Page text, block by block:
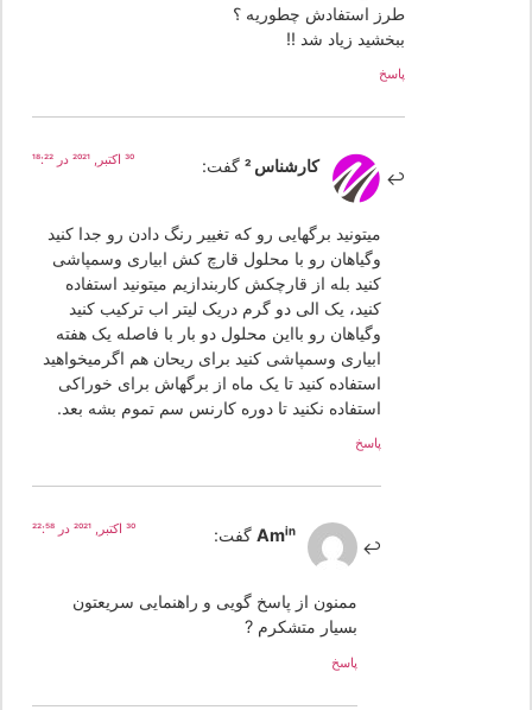
طرز استفادش چطوریه ؟
ببخشید زیاد شد !!
کارشناس 2 گفت:
میتونید برگهایی رو که تغییر رنگ دادن رو جدا کنید
وگیاهان رو با محلول قارچ کش ابیاری وسمپاشی
کنید بله از قارچکش کاربندازیم میتونید استفاده
کنید، یک الی دو گرم دریک لیتر اب ترکیب کنید
وگیاهان رو بااین محلول دو بار با فاصله یک هفته
ابیاری وسمپاشی کنید برای ریحان هم اگرمیخواهید
استفاده کنید تا یک ماه از برگهاش برای خوراکی
استفاده نکنید تا دوره کارنس سم تموم بشه بعد.
Amin گفت:
ممنون از پاسخ گویی و راهنمایی سریعتون
بسیار متشکرم ?